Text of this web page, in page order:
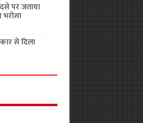
पर जताया
से दिला